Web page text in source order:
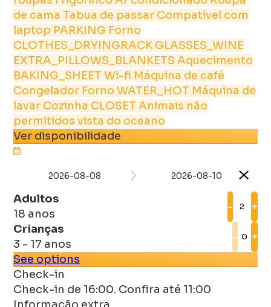
de cama Tabua de passar Compatível com
laptop PARKING Forno
CLOTHES_DRYINGRACKGLASSES_WINE
EXTRA_PILLOWS_BLANKETSAquecimento
BAKING_SHEETWi-fi Máquina de café
Congelador FornoWATER_HOT Máquina de
lavar Cozinha CLOSETAnimais não
permitidosvista do oceano
Ver disponibilidade
2026-08-08 2026-08-10
Adultos
18 anos
-
+
Crianças
3 - 17 anos
-
+
See options
Check-in
Check-in de 16:00. Confira até 11:00
Informação extra